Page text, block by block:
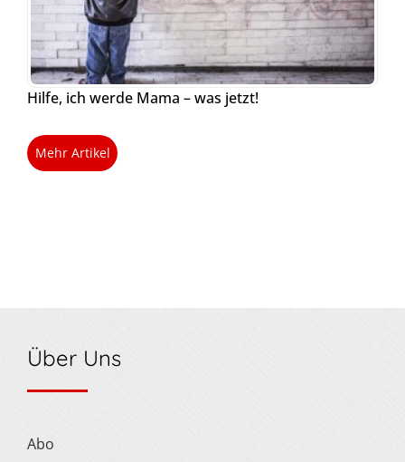
Hilfe, ich werde Mama – was jetzt!
Mehr Artikel
Über Uns
Abo